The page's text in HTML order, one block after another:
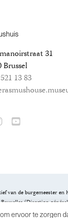
31
Brussel
13 83
van de burgemeester en
(Direction
ervoor te zorgen